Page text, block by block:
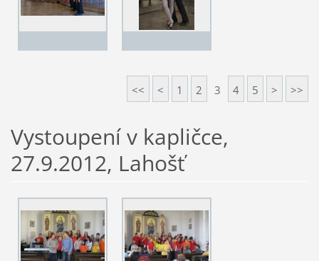
<< < 1 2 3 4 5 > >>
Vystoupení v kapličce,
27.9.2012, Lahošť